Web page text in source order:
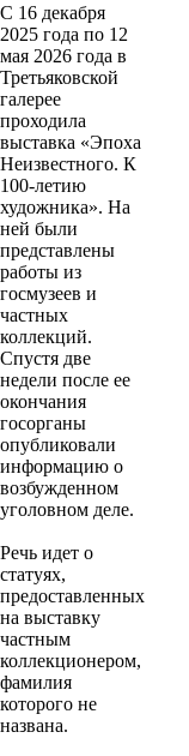
С 16 декабря
2025 года по 12
мая 2026 года в
Третьяковской
галерее
проходила
выставка «Эпоха
Неизвестного. К
100-летию
художника». На
ней были
представлены
работы из
госмузеев и
частных
коллекций.
Спустя две
недели после ее
окончания
госорганы
опубликовали
информацию о
возбужденном
уголовном деле.
Речь идет о
статуях,
предоставленных
на выставку
частным
коллекционером,
фамилия
которого не
названа.